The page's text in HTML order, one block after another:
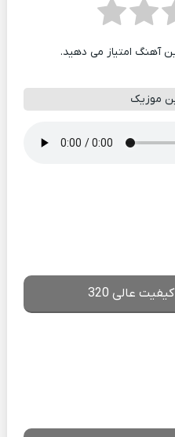
آهنگ امتیاز می دهید.
موزیک
عالی 320